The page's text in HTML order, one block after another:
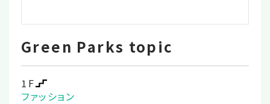
Green Parks topic
1F
ファッション